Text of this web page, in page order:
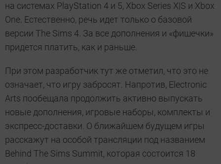
на системах PlayStation 4 и 5, Xbox Series X|S и Xbox
One. Естественно, речь идет только о базовой
версии The Sims 4. За все дополнения и «фишечки»
придется платить, как и раньше.
При этом разработчик тут же отметил, что это не
означает, что игру забросят. Напротив, Electronic
Arts пообещала продолжить активно выпускать
новые дополнения, игровые наборы, комплекты и
экспресс-доставки. О ближайшем будущем игры
расскажут на особой трансляции под названием
Behind The Sims Summit, которая состоится 18